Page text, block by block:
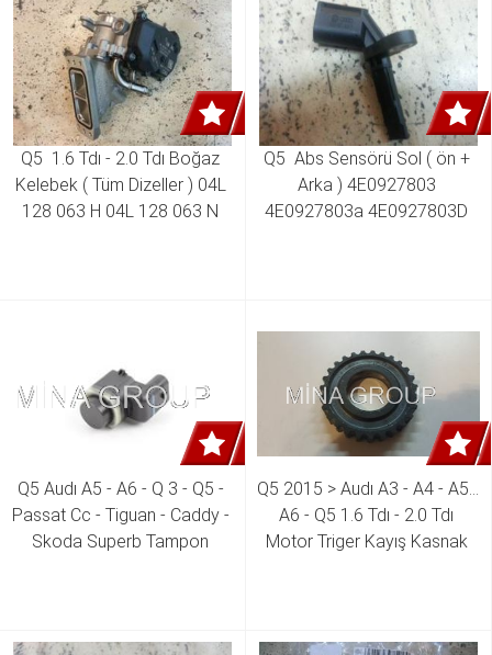
Q5  1.6 Tdı - 2.0 Tdı Boğaz
Kelebek ( Tüm Dizeller ) 04L
128 063 H 04L 128 063 N
Q5  Abs Sensörü Sol ( ön +
Arka ) 4E0927803
4E0927803a 4E0927803D
Q5 Audı A5 - A6 - Q 3 - Q5 -
Passat Cc - Tiguan - Caddy -
Skoda Superb Tampon
Q5 2015 > Audı A3 - A4 - A5 -
A6 - Q5 1.6 Tdı - 2.0 Tdı
Motor Triger Kayış Kasnak